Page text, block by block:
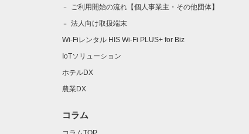
ご利用開始の流れ【個人事業主・その他団体】
法人向け取扱端末
Wi-Fiレンタル HIS Wi-Fi PLUS+ for Biz
IoTソリューション
ホテルDX
農業DX
コラム